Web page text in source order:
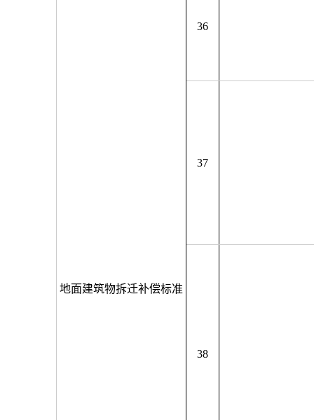
地面建筑物拆迁补偿标准
36
37
38